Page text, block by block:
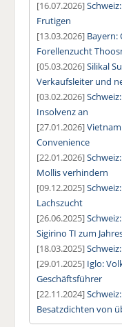
[16.07.2026]
Frutigen
[13.03.2026]
Forellenzucht
[05.03.2026]Silikal
Verkaufsleiter und
[03.02.2026]
Insolvenz an
[27.01.2026]
Convenience
[22.01.2026]
Mollis verhindern
[09.12.2025]
Lachszucht
[26.06.2025]
Sigirino TI zum
[18.03.2025]
[29.01.2025] Iglo:
Geschäftsführer
[22.11.2024]
Besatzdichten von